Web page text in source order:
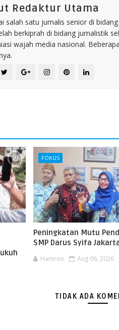
Redaktur Utama
salah satu jurnalis senior di
berkiprah di bidang jurnalistik
wajah media nasional.
FOKUS
Peningkatan Mutu
SMP Darus Syifa
Hamron Aug 06, 2026
TIDAK ADA